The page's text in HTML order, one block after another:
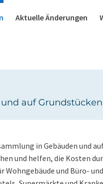
Aktuelle Änderungen
auf
in Gebäuden und
und helfen, die Kosten
und Büro-